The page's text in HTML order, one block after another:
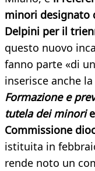
minori designato
Delpini per il
questo nuovo
fanno parte «di
inserisce anche la
Formazione e
tutela dei minori
Commissione
istituita in
rende noto un